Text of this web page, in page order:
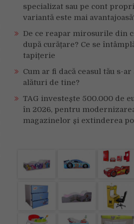
specializat sau pe cont
variantă este mai
De ce reapar mirosurile din
după curățare? Ce se
tapițerie
Cum ar fi dacă ceasul tău s-
alături de tine?
TAG investește 500.000 de
în 2026, pentru
magazinelor și extinderea